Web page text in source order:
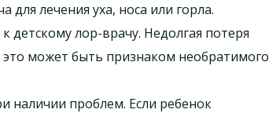
для лечения уха, носа или горла.
детскому лор-врачу. Недолгая потеря
это может быть признаком необратимого
наличии проблем. Если ребенок